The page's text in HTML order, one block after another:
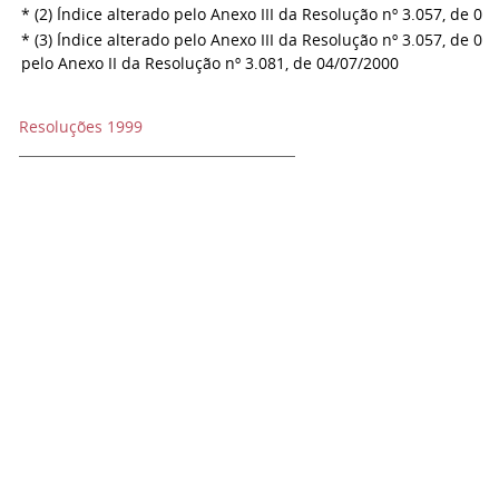
* (2) Índice alterado pelo Anexo III da Resolução nº 3.057, de
* (3) Índice alterado pelo Anexo III da Resolução nº 3.057, de
pelo Anexo II da Resolução nº 3.081, de 04/07/2000
Resoluções 1999